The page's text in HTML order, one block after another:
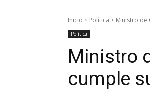
Inicio Política Ministro de
Política
Ministro
cumple